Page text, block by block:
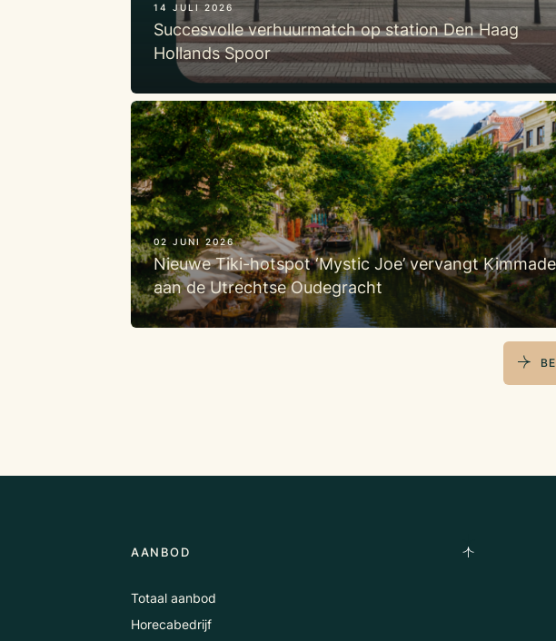
14 JULI 2026
Succesvolle verhuurmatch op station Den Haag
Hollands Spoor
02 JUNI 2026
Nieuwe Tiki-hotspot ‘Mystic Joe’ vervangt Kimmade
aan de Utrechtse Oudegracht
AANBOD
Totaal aanbod
Horecabedrijf